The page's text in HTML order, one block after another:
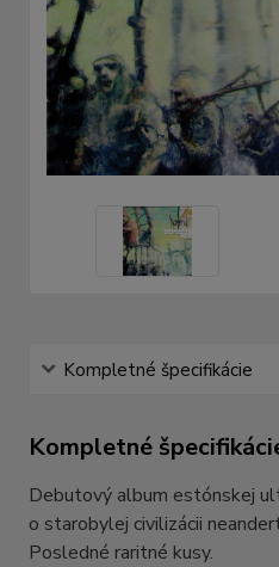
Kompletné špecifikácie
Kompletné
Debutový album estónskej
o starobylej civilizácii
Posledné raritné kusy.